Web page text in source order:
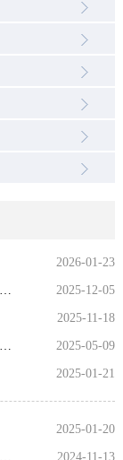
2026-01-23
2025-12-05
2025-11-18
2025-05-09
2025-01-21
2025-01-20
2024-11-13